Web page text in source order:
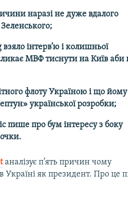
наразі не дуже вдалого
інтерв’ю і колишньої
МВФ тиснути на Київ аби
флоту Україною і що йому
української розробки;
пише про бум інтересу з боку
аналізує п’ять причин чому
як президент. Про це